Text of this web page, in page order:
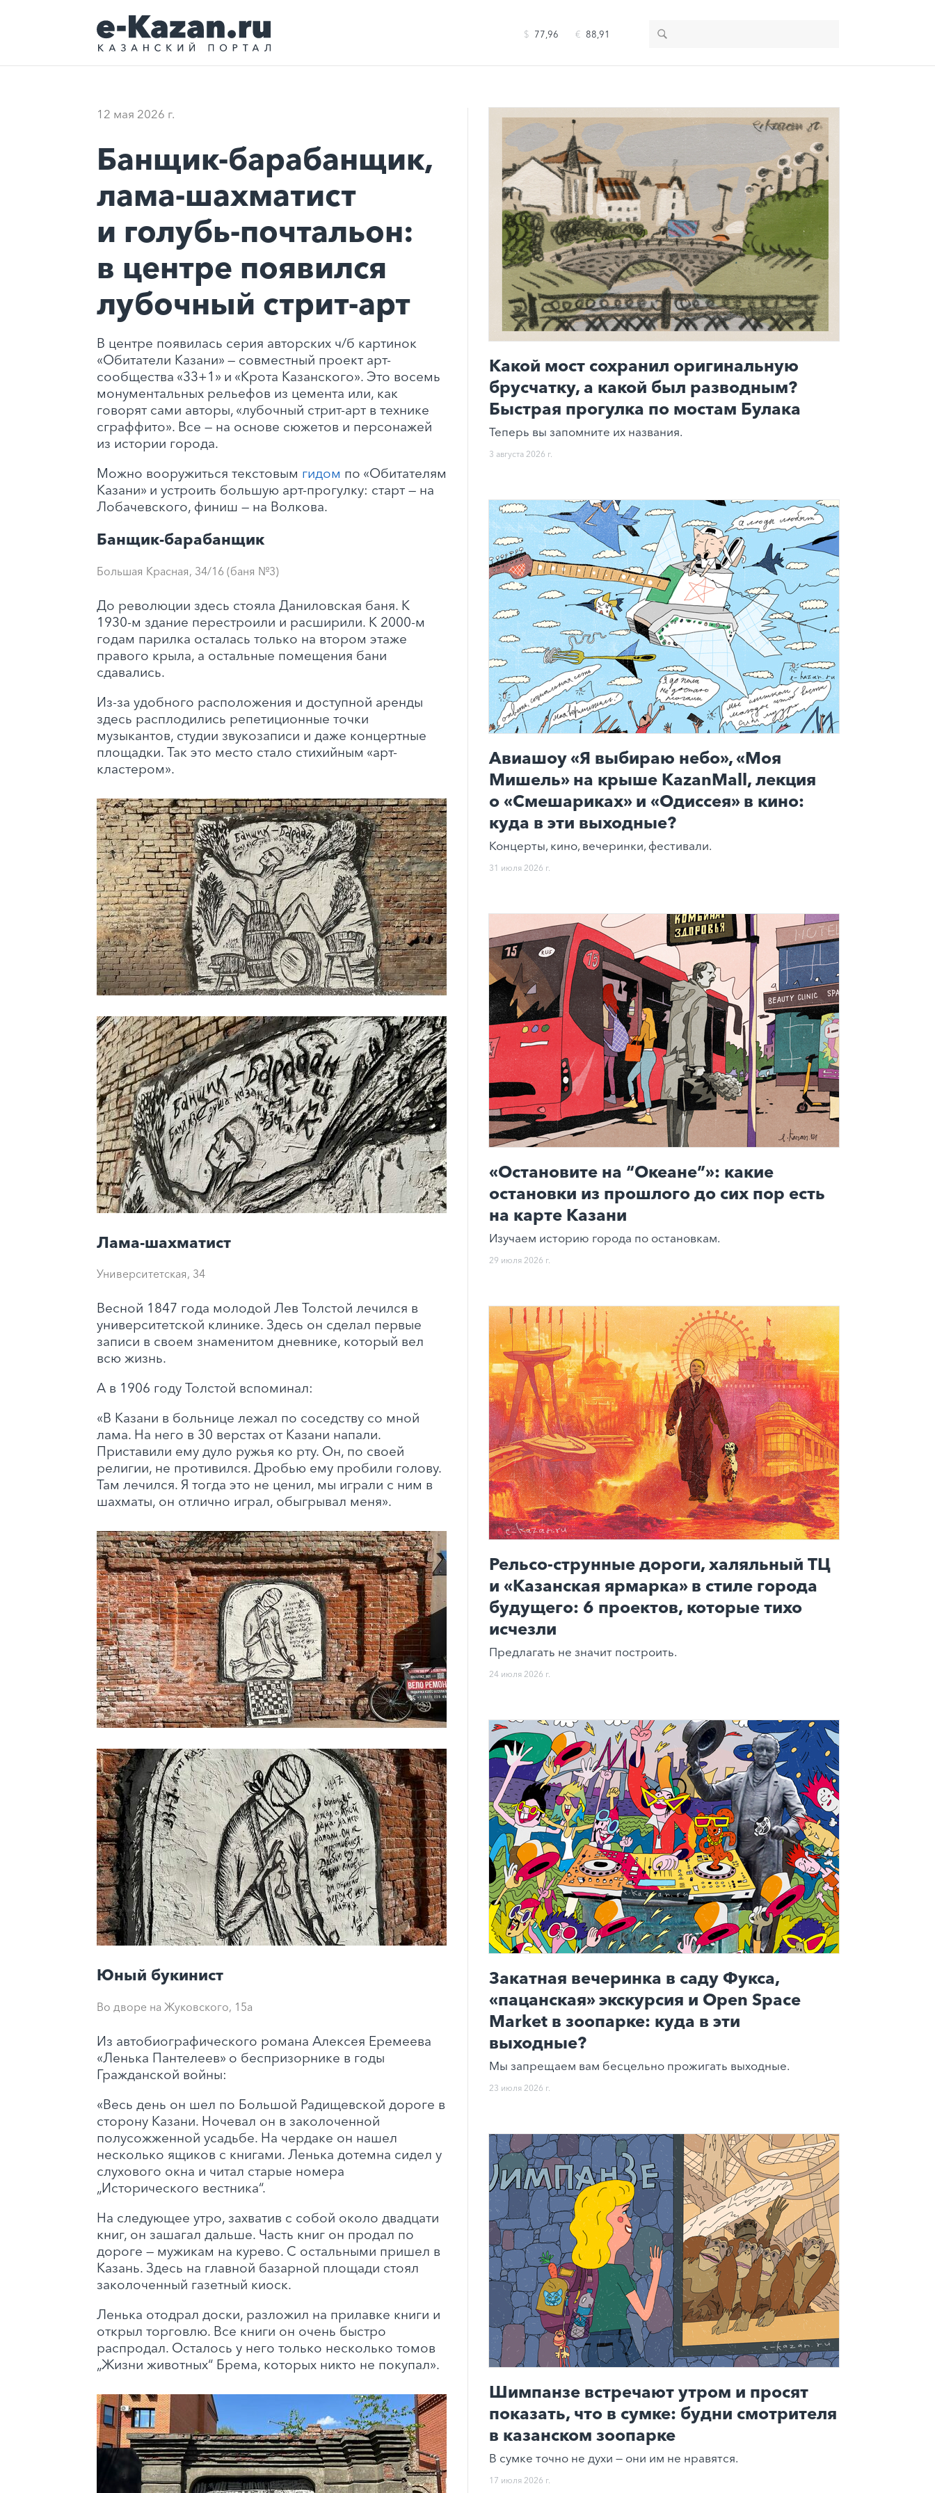
$ 77,96 € 88,91
12 мая 2026 г.
Банщик-барабанщик,
лама-шахматист
и голубь-почтальон:
в центре появился
лубочный стрит-арт
В центре появилась серия авторских ч/б картинок
«Обитатели Казани» — совместный проект арт-
сообщества «33+1» и «Крота Казанского». Это восемь
монументальных рельефов из цемента или, как
говорят сами авторы, «лубочный стрит-арт в технике
сграффито». Все — на основе сюжетов и персонажей
из истории города.
Можно вооружиться текстовым гидом по «Обитателям
Казани» и устроить большую арт-прогулку: старт — на
Лобачевского, финиш — на Волкова.
Банщик-барабанщик
Большая Красная, 34/16 (баня №3)
До революции здесь стояла Даниловская баня. К
1930-м здание перестроили и расширили. К 2000-м
годам парилка осталась только на втором этаже
правого крыла, а остальные помещения бани
сдавались.
Из-за удобного расположения и доступной аренды
здесь расплодились репетиционные точки
музыкантов, студии звукозаписи и даже концертные
площадки. Так это место стало стихийным «арт-
кластером».
Лама-шахматист
Университетская, 34
Весной 1847 года молодой Лев Толстой лечился в
университетской клинике. Здесь он сделал первые
записи в своем знаменитом дневнике, который вел
всю жизнь.
А в 1906 году Толстой вспоминал:
«В Казани в больнице лежал по соседству со мной
лама. На него в 30 верстах от Казани напали.
Приставили ему дуло ружья ко рту. Он, по своей
религии, не противился. Дробью ему пробили голову.
Там лечился. Я тогда это не ценил, мы играли с ним в
шахматы, он отлично играл, обыгрывал меня».
Юный букинист
Во дворе на Жуковского, 15а
Из автобиографического романа Алексея Еремеева
«Ленька Пантелеев» о беспризорнике в годы
Гражданской войны:
«Весь день он шел по Большой Радищевской дороге в
сторону Казани. Ночевал он в заколоченной
полусожженной усадьбе. На чердаке он нашел
несколько ящиков с книгами. Ленька дотемна сидел у
слухового окна и читал старые номера
„Исторического вестника“.
На следующее утро, захватив с собой около двадцати
книг, он зашагал дальше. Часть книг он продал по
дороге — мужикам на курево. С остальными пришел в
Казань. Здесь на главной базарной площади стоял
заколоченный газетный киоск.
Ленька отодрал доски, разложил на прилавке книги и
открыл торговлю. Все книги он очень быстро
распродал. Осталось у него только несколько томов
„Жизни животных“ Брема, которых никто не покупал».
Какой мост сохранил оригинальную
брусчатку, а какой был разводным?
Быстрая прогулка по мостам Булака
Теперь вы запомните их названия.
3 августа 2026 г.
Авиашоу «Я выбираю небо», «Моя
Мишель» на крыше KazanMall, лекция
о «Смешариках» и «Одиссея» в кино:
куда в эти выходные?
Концерты, кино, вечеринки, фестивали.
31 июля 2026 г.
«Остановите на “Океане”»: какие
остановки из прошлого до сих пор есть
на карте Казани
Изучаем историю города по остановкам.
29 июля 2026 г.
Рельсо-струнные дороги, халяльный ТЦ
и «Казанская ярмарка» в стиле города
будущего: 6 проектов, которые тихо
исчезли
Предлагать не значит построить.
24 июля 2026 г.
Закатная вечеринка в саду Фукса,
«пацанская» экскурсия и Open Space
Market в зоопарке: куда в эти
выходные?
Мы запрещаем вам бесцельно прожигать выходные.
23 июля 2026 г.
Шимпанзе встречают утром и просят
показать, что в сумке: будни смотрителя
в казанском зоопарке
В сумке точно не духи — они им не нравятся.
17 июля 2026 г.